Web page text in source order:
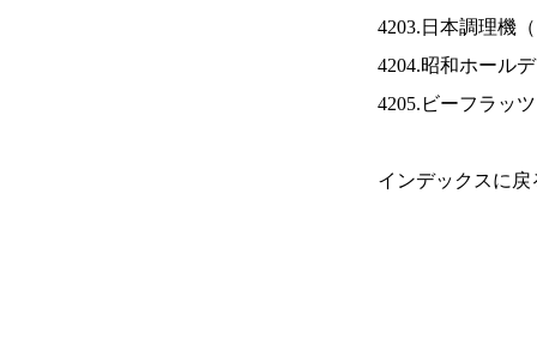
4203.日本調理機（
4204.昭和ホール
4205.ビーフラッ
インデックスに戻